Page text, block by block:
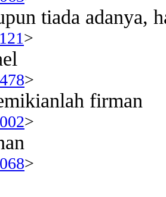
tiada adanya,
>
>
firman
>
>